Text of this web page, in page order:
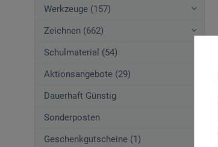
Werkzeuge (157)
Zeichnen (662)
Schulmaterial (54)
Aktionsangebote (29)
Dauerhaft Günstig
Sonderposten
Geschenkgutscheine (1)